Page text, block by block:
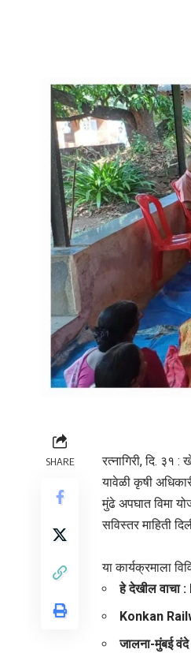
SHARE
रत्नागिरी, दि. ३१
यावेळी कृषी
मुंढे अपघात विमा
सविस्तर माहिती
या कार्यक्रमाला
हे देखील वाचा :
Konkan
जालना-मुंबई वंदे